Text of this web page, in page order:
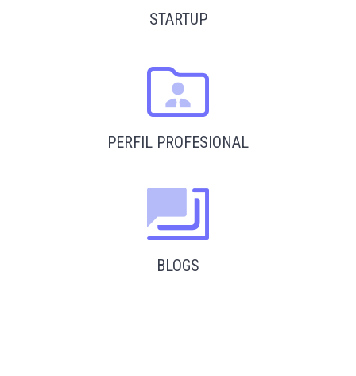
STARTUP
PERFIL PROFESIONAL
BLOGS